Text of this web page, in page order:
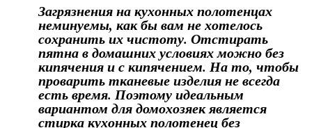
Загрязнения на кухонных полотенцах
неминуемы, как бы вам не хотелось
сохранить их чистоту. Отстирать
пятна в домашних условиях можно без
кипячения и с кипячением. На то, чтобы
проварить тканевые изделия не всегда
есть время. Поэтому идеальным
вариантом для домохозяек является
стирка кухонных полотенец без